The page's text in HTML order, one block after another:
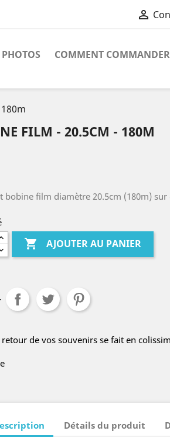

PHOTOS COMMENT
FILM - 20.5CM - 180M
bobine film diamètre 20.5cm (180m) sur
 AJOUTER AU PANIER
retour de vos souvenirs se fait en
Détails du produit